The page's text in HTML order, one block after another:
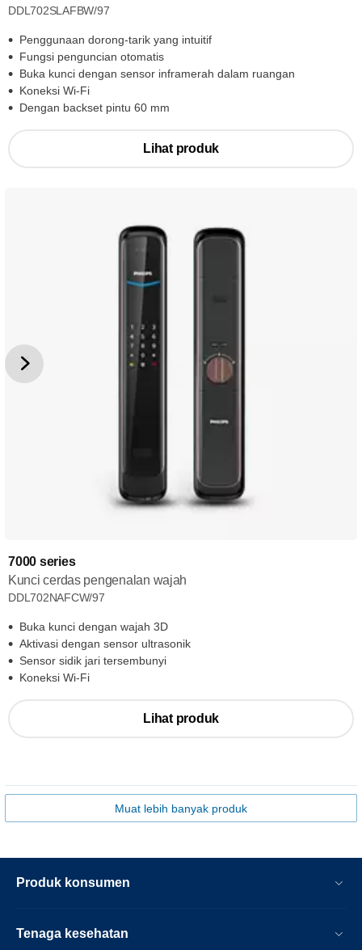
DDL702SLAFBW/97
Penggunaan dorong-tarik yang intuitif
Fungsi penguncian otomatis
Buka kunci dengan sensor inframerah dalam ruangan
Koneksi Wi-Fi
Dengan backset pintu 60 mm
Lihat produk
7000 series
Kunci cerdas pengenalan wajah
DDL702NAFCW/97
Buka kunci dengan wajah 3D
Aktivasi dengan sensor ultrasonik
Sensor sidik jari tersembunyi
Koneksi Wi-Fi
Lihat produk
Muat lebih banyak produk
Produk konsumen
Tenaga kesehatan